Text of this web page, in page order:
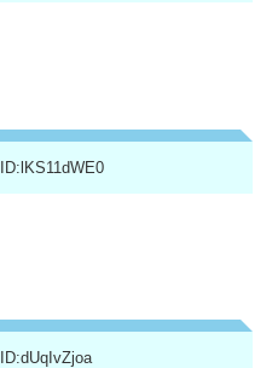
ID:lKS11dWE0
ID:dUqIvZjoa